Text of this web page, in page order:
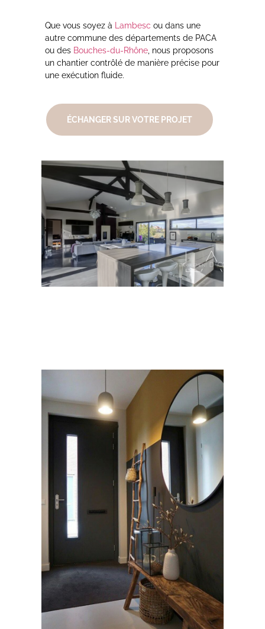
Que vous soyez à Lambesc ou dans une
autre commune des départements de PACA
ou des Bouches-du-Rhône, nous proposons
un chantier contrôlé de manière précise pour
une exécution fluide.
ÉCHANGER SUR VOTRE PROJET